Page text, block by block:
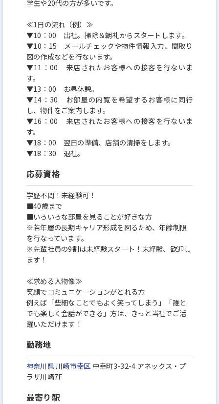
学生や20代の方が多いです。
≪1日の流れ（例）≫
▼10：00 出社。掃除＆朝礼からスタートします。
▼10：15 メールチェックや物件情報入力、間取り
図の作成などを行ないます。
▼11：00 来店されたお客様への接客を行ないま
す。
▼13：00 お昼休憩。
▼14：30 お部屋の内覧を希望するお客様に同行
し、物件をご案内します。
▼16：00 来店されたお客様への接客を行ないま
す。
▼18：00 翌日の準備、店舗の清掃をします。
▼18：30 退社。
応募資格
学歴不問！未経験可！
■40歳まで
■いろいろな部屋を見ることが好きな方
※若年層の長期キャリア形成を図るため、年齢制限
を行なっています。
※先輩社員の9割は未経験スタート！未経験、歓迎し
ます！
≪求める人物像≫
笑顔でコミュニケーションがとれる方
例えば「些細なことでもよく笑ってしまう」「誰と
でも楽しく会話ができる」方は、きっと当社でご活
躍いただけます！
勤務地
神奈川県川崎市幸区 中幸町3-32-4 アネックス・プ
ラザ川崎7F
最寄り駅